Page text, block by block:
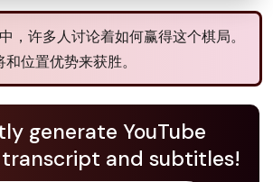
，许多人讨论着如何赢得这个棋局。
位置优势来获胜。
generate YouTube
and subtitles!